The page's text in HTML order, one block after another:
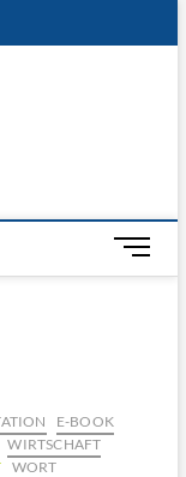
M
e
E-BOOK
WIRTSCHAFT
WORT